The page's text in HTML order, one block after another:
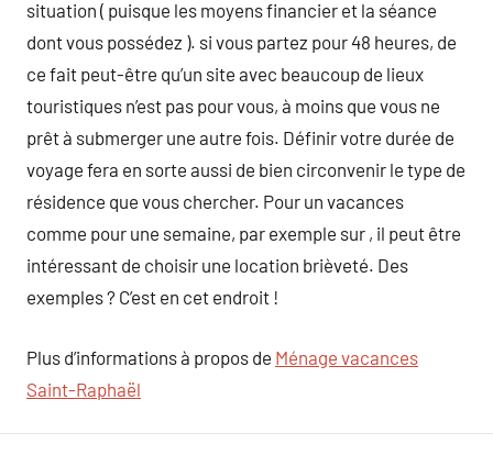
situation ( puisque les moyens financier et la séance
dont vous possédez ). si vous partez pour 48 heures, de
ce fait peut-être qu’un site avec beaucoup de lieux
touristiques n’est pas pour vous, à moins que vous ne
prêt à submerger une autre fois. Définir votre durée de
voyage fera en sorte aussi de bien circonvenir le type de
résidence que vous chercher. Pour un vacances
comme pour une semaine, par exemple sur , il peut être
intéressant de choisir une location brièveté. Des
exemples ? C’est en cet endroit !
Plus d’informations à propos de Ménage vacances
Saint-Raphaël